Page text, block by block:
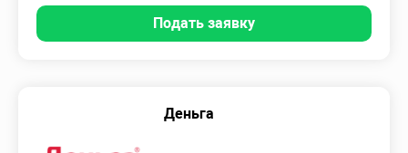
Подать заявку
Деньга